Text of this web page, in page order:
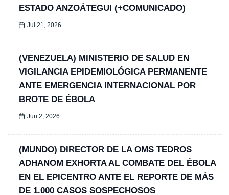
ESTADO ANZOÁTEGUI (+COMUNICADO)
Jul 21, 2026
(VENEZUELA) MINISTERIO DE SALUD EN
VIGILANCIA EPIDEMIOLÓGICA PERMANENTE
ANTE EMERGENCIA INTERNACIONAL POR
BROTE DE ÉBOLA
Jun 2, 2026
(MUNDO) DIRECTOR DE LA OMS TEDROS
ADHANOM EXHORTA AL COMBATE DEL ÉBOLA
EN EL EPICENTRO ANTE EL REPORTE DE MÁS
DE 1.000 CASOS SOSPECHOSOS